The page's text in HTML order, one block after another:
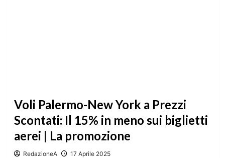
Voli Palermo-New York a Prezzi
Scontati: Il 15% in meno sui biglietti
aerei | La promozione
RedazioneA 17 Aprile 2025